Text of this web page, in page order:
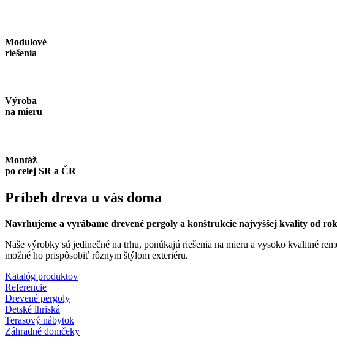
Modulové
riešenia
Výroba
na mieru
Montáž
po celej SR a ČR
Príbeh dreva u vás doma
Navrhujeme a vyrábame drevené pergoly a konštrukcie najvyššej kvality od
Naše výrobky sú jedinečné na trhu, ponúkajú riešenia na mieru a vysoko kvalitné
možné ho prispôsobiť rôznym štýlom exteriéru.
Katalóg produktov
Referencie
Drevené pergoly
Detské ihriská
Terasový nábytok
Záhradné domčeky